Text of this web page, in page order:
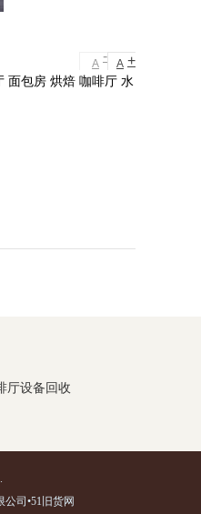
A - A +
面包房 烘焙 咖啡厅 水
厅设备回收
公司•51旧货网